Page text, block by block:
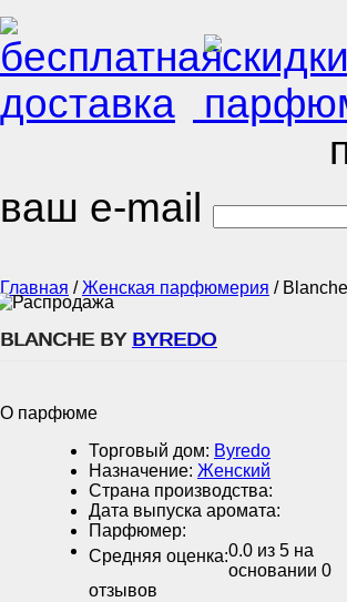
ваш e-mail
Главная /Женская парфюмерия / Blanche
BLANCHE BY BYREDO
О парфюме
Торговый дом: Byredo
Назначение: Женский
Страна производства:
Дата выпуска аромата:
Парфюмер:
Средняя оценка:0.0 из 5 на
основании 0
отзывов